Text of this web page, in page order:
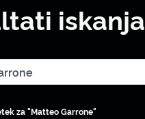
iskanja
za "Matteo Garrone"